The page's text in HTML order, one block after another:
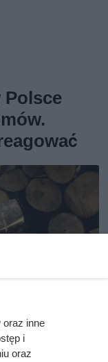
Polsce
oraz inne
i
oraz